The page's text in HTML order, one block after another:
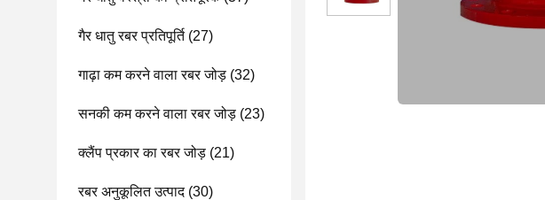
गैर धातु रबर प्रतिपूर्ति(27)
गाढ़ा कम करने वाला रबर जोड़ (32)
सनकी कम करने वाला रबर जोड़ (23)
क्लैंप प्रकार का रबर जोड़ (21)
रबर अनुकूलित उत्पाद(30)